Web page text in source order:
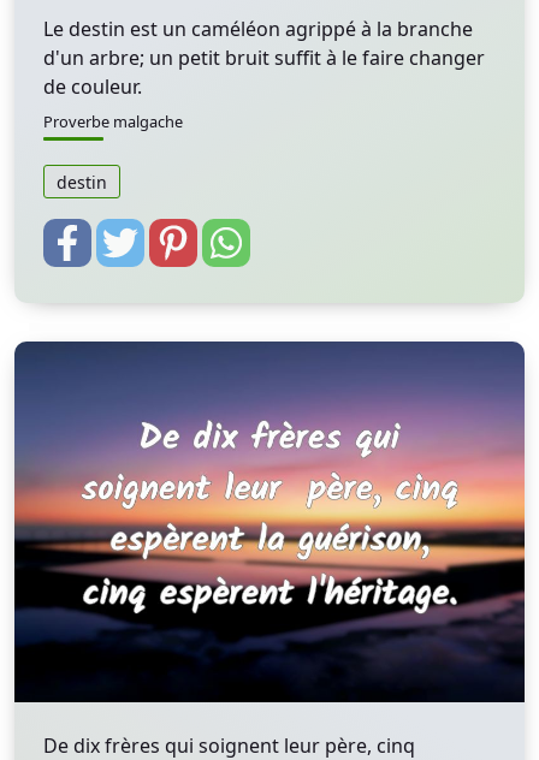
Le destin est un caméléon agrippé à la branche
d'un arbre; un petit bruit suffit à le faire changer
de couleur.
Proverbe malgache
destin
De dix frères qui soignent leur père, cinq